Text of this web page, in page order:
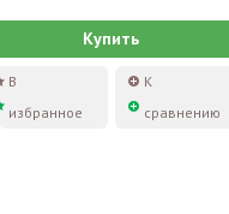
Купить
В
избранное
К
сравнению